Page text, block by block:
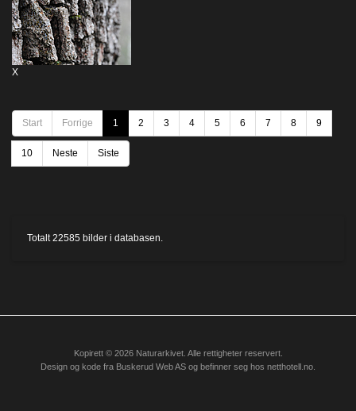
X
Start Forrige 1 2 3 4 5 6 7 8 9
10 Neste Siste
Totalt 22585 bilder i databasen.
Kopirett © 2026 Naturarkivet. Alle rettigheter reservert.
Design og kode fra Buskerud Web AS og befinner seg hos netthotell.no